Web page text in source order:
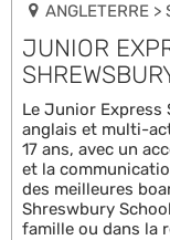
ANGLETERRE >
JUNIOR
Le Junior Express
anglais et multi-
17 ans, avec un
et la
des meilleures
Shreswbury
famille ou dans la